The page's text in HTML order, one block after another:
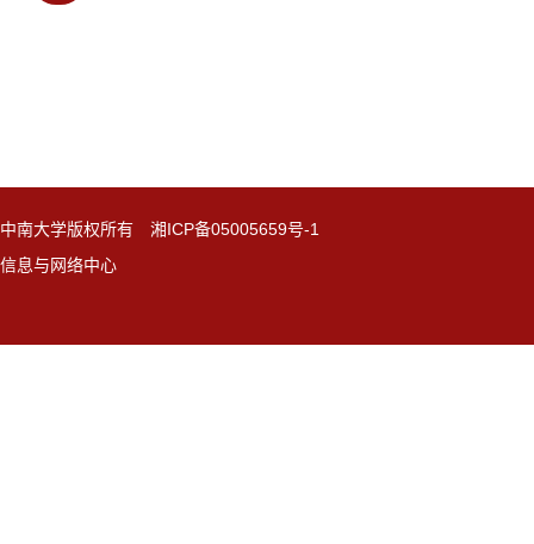
中南大学版权所有 湘ICP备05005659号-1
信息与网络中心